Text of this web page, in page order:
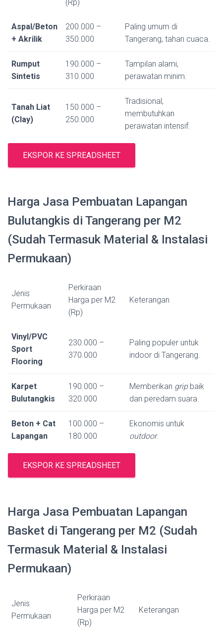
(Rp)
Aspal/Beton
+ Akrilik
200.000 –
350.000
Paling umum di
Tangerang, tahan cuaca.
Rumput
Sintetis
190.000 –
310.000
Tampilan alami,
perawatan minim.
Tanah Liat
(Clay)
150.000 –
250.000
Tradisional,
membutuhkan
perawatan intensif.
EKSPOR KE SPREADSHEET
Harga Jasa Pembuatan Lapangan
Bulutangkis di Tangerang per M2
(Sudah Termasuk Material & Instalasi
Permukaan)
Jenis
Permukaan
Perkiraan
Harga per M2
(Rp)
Keterangan
Vinyl/PVC
Sport
Flooring
230.000 –
370.000
Paling populer untuk
indoor di Tangerang.
Karpet
Bulutangkis
190.000 –
320.000
Memberikan gripbaik
dan peredam suara.
Beton + Cat
Lapangan
100.000 –
180.000
Ekonomis untuk
outdoor.
EKSPOR KE SPREADSHEET
Harga Jasa Pembuatan Lapangan
Basket di Tangerang per M2 (Sudah
Termasuk Material & Instalasi
Permukaan)
Jenis
Permukaan
Perkiraan
Harga per M2
(Rp)
Keterangan